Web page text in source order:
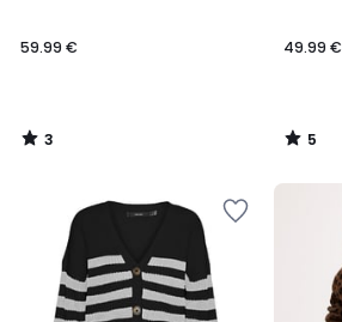
59.99 €
3
/
49.99 €
5
/